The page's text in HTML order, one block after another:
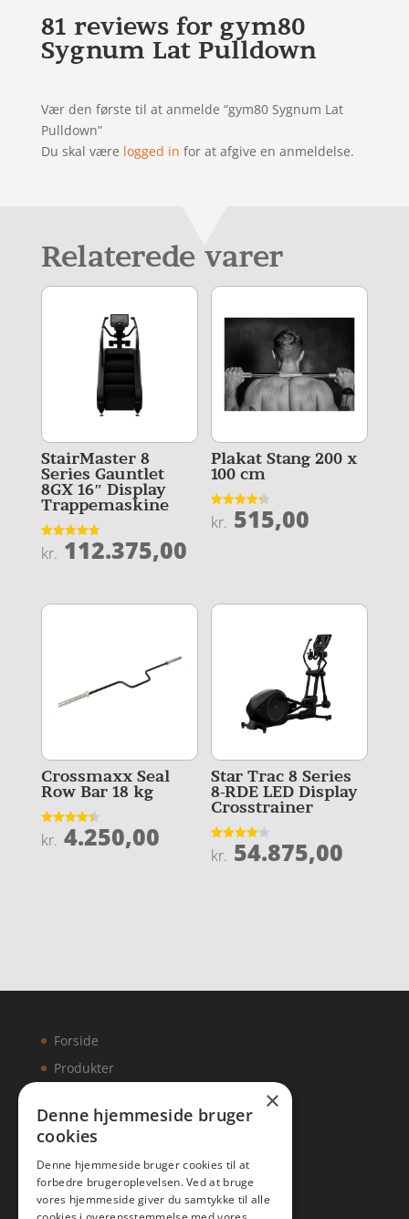
81 reviews for gym80
Sygnum Lat Pulldown
Vær den første til at anmelde “gym80 Sygnum Lat
Pulldown”
Du skal være logged in for at afgive en anmeldelse.
Relaterede varer
StairMaster 8
Series Gauntlet
8GX 16″ Display
Trappemaskine
Vurderet
4.8
kr. 112.375,00
Plakat Stang 200 x
100 cm
Vurderet
4.3
kr. 515,00
Crossmaxx Seal
Row Bar 18 kg
Vurderet
4.4
kr. 4.250,00
Star Trac 8 Series
8-RDE LED Display
Crosstrainer
Vurderet
4.1
kr. 54.875,00
Forside
Produkter
Artikler
×
Denne hjemmeside bruger
cookies
Denne hjemmeside bruger cookies til at
forbedre brugeroplevelsen. Ved at bruge
vores hjemmeside giver du samtykke til alle